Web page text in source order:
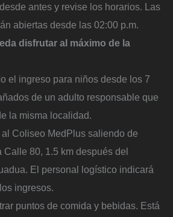
antes y revise los horarios. Las
abiertas desde las 02:00 p.m.
disfrutar al máximo de la
el ingreso para niños desde los 7
de un adulto responsable que
la misma localidad.
Coliseo MedPlus saliendo de
Calle 80, 1.5 km después del
El personal logístico indicará
ingresos.
puntos de comida y bebidas. Está